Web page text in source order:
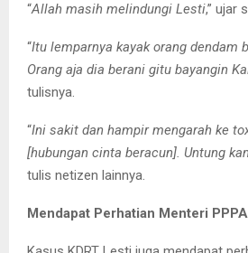
“Allah masih melindungi Lesti,” ujar
“Itu lemparnya kayak orang dendam
Orang aja dia berani gitu bayangin
tulisnya.
“Ini sakit dan hampir mengarah ke
[hubungan cinta beracun]. Untung
tulis netizen lainnya.
Mendapat Perhatian Menteri PPPA